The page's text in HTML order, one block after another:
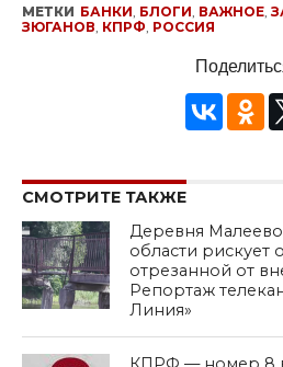
МЕТКИ БАНКИ БЛОГИ ВАЖНОЕ,
ЗЮГАНОВ КПРФ РОССИЯ
СМОТРИТЕ ТАКЖЕ
Деревня
области рискует
отрезанной от
Репортаж
Линия»